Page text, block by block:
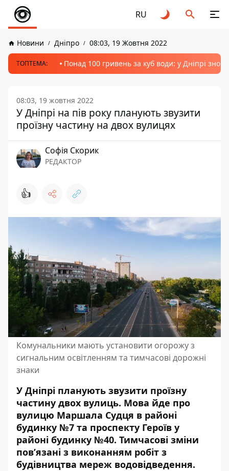
RU
Новини Дніпро 08:03, 19 Жовтня 2022
ТОПТЕМА: Понад 100 гривень за куб води: у Дніпрі
08:03, 19 жовтня 2022
У Дніпрі на пів року планують звузити
проїзну частину на двох вулицях
Софія Скорик
РЕДАКТОР
👍
Комунальники мають установити огорожу з
сигнальним освітленням та тимчасові дорожні
знаки
У Дніпрі планують звузити проїзну
частину двох вулиць. Мова йде про
вулицю Маршала Судця в районі
будинку №7 та проспекту Героїв у
районі будинку №40. Тимчасові зміни
пов’язані з виконанням робіт з
будівництва мереж водовідведення.